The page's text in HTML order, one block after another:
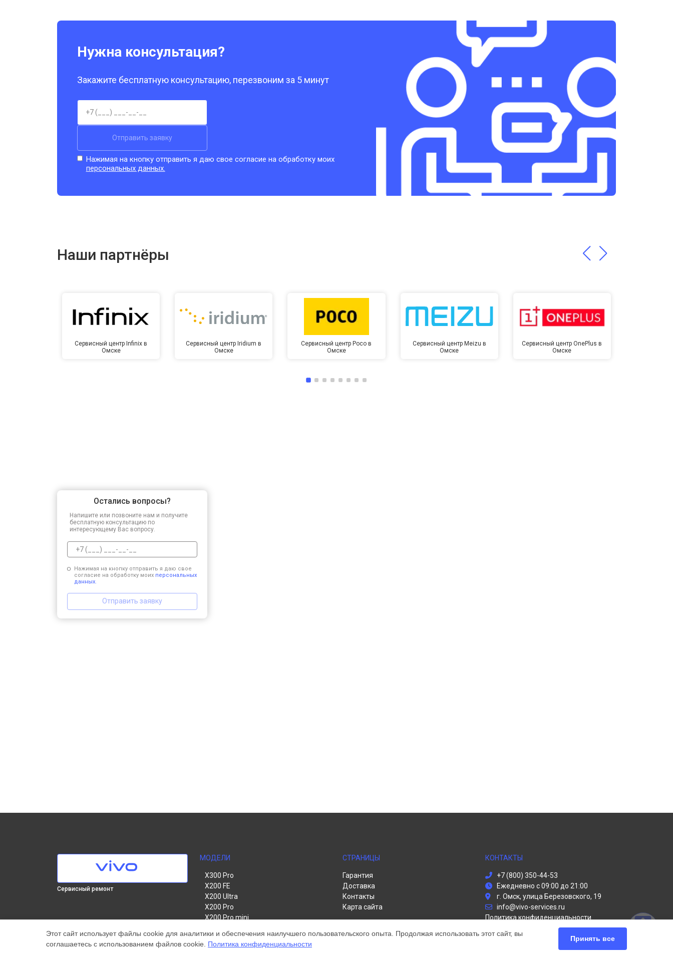
Нужна консультация?
Закажите бесплатную консультацию, перезвоним за 5 минут
Отправить заявку
Нажимая на кнопку отправить я даю свое согласие на обработку моих
персональных данных.
Наши партнёры
Сервисный центр Infinix в
Омске
Сервисный центр Iridium в
Омске
Сервисный центр Poco в
Омске
Сервисный центр Meizu в
Омске
Сервисный центр OnePlus в
Омске
Остались вопросы?
Напишите или позвоните нам и получите
бесплатную консультацию по
интересующему Вас вопросу.
Нажимая на кнопку отправить я даю свое
согласие на обработку моих персональных
данных.
Отправить заявку
Сервисный ремонт
МОДЕЛИ
X300 Pro
X200 FE
X200 Ultra
X200 Pro
X200 Pro mini
V60
V50
СТРАНИЦЫ
Гарантия
Доставка
Контакты
Карта сайта
КОНТАКТЫ
+7 (800) 350-44-53
Ежедневно с 09:00 до 21:00
г. Омск, улица Березовского, 19
info@vivo-services.ru
Политика конфиденциальности
Способы оплаты
Этот сайт использует файлы cookie для аналитики и обеспечения наилучшего пользовательского опыта. Продолжая использовать этот сайт, вы
соглашаетесь с использованием файлов cookie. Политика конфиденциальности
Принять все